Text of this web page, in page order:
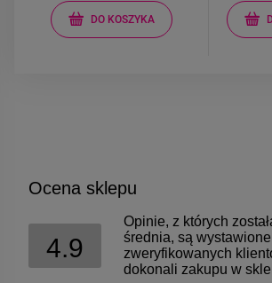
DO KOSZYKA
Ocena sklepu
4.9
Opinie, z których
średnia, są
zweryfikowanych
dokonali zakupu w